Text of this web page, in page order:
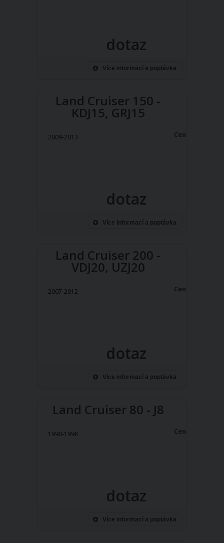
dotaz
Více informací a poptávka
Land Cruiser 150 -
KDJ15, GRJ15
2009-2013 Cena:
dotaz
Více informací a poptávka
Land Cruiser 200 -
VDJ20, UZJ20
2007-2012 Cena:
dotaz
Více informací a poptávka
Land Cruiser 80 - J8
1990-1998 Cena:
dotaz
Více informací a poptávka